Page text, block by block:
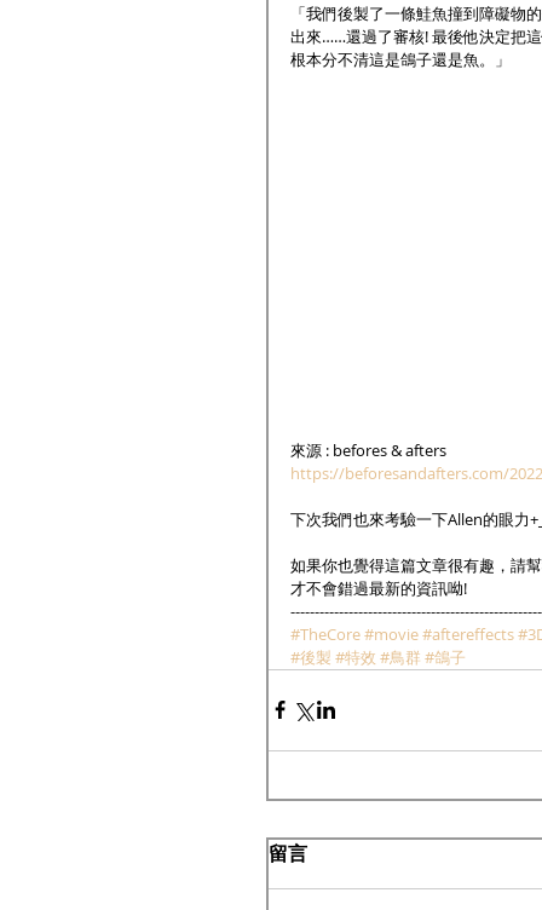
「我們後製了一條鮭魚撞到障礙物
出來……還過了審核! 最後他決定把
根本分不清這是鴿子還是魚。」
來源 : befores & afters
https://beforesandafters.com/
下次我們也來考驗一下Allen的眼力
如果你也覺得這篇文章很有趣，請
才不會錯過最新的資訊呦!
#TheCore#movie#aftereffects
#後製 #特效 #鳥群 #鴿子
留言